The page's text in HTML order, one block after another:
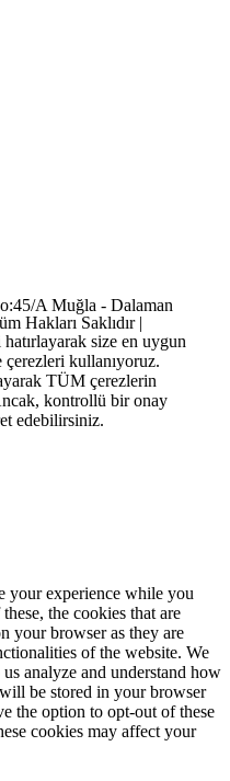
A Muğla - Dalaman
Hakları Saklıdır |
size en uygun
kullanıyoruz.
TÜM çerezlerin
kontrollü bir onay
edebilirsiniz.
your experience while you
the cookies that are
your browser as they are
of the website. We
analyze and understand how
be stored in your browser
the option to opt-out of these
cookies may affect your